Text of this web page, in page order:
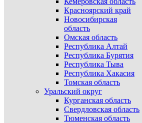
Красноярский край
Новосибирская
область
Омская область
Республика Алтай
Республика Бурятия
Республика Тыва
Республика Хакасия
Томская область
Уральский округ
Курганская область
Свердловская область
Тюменская область